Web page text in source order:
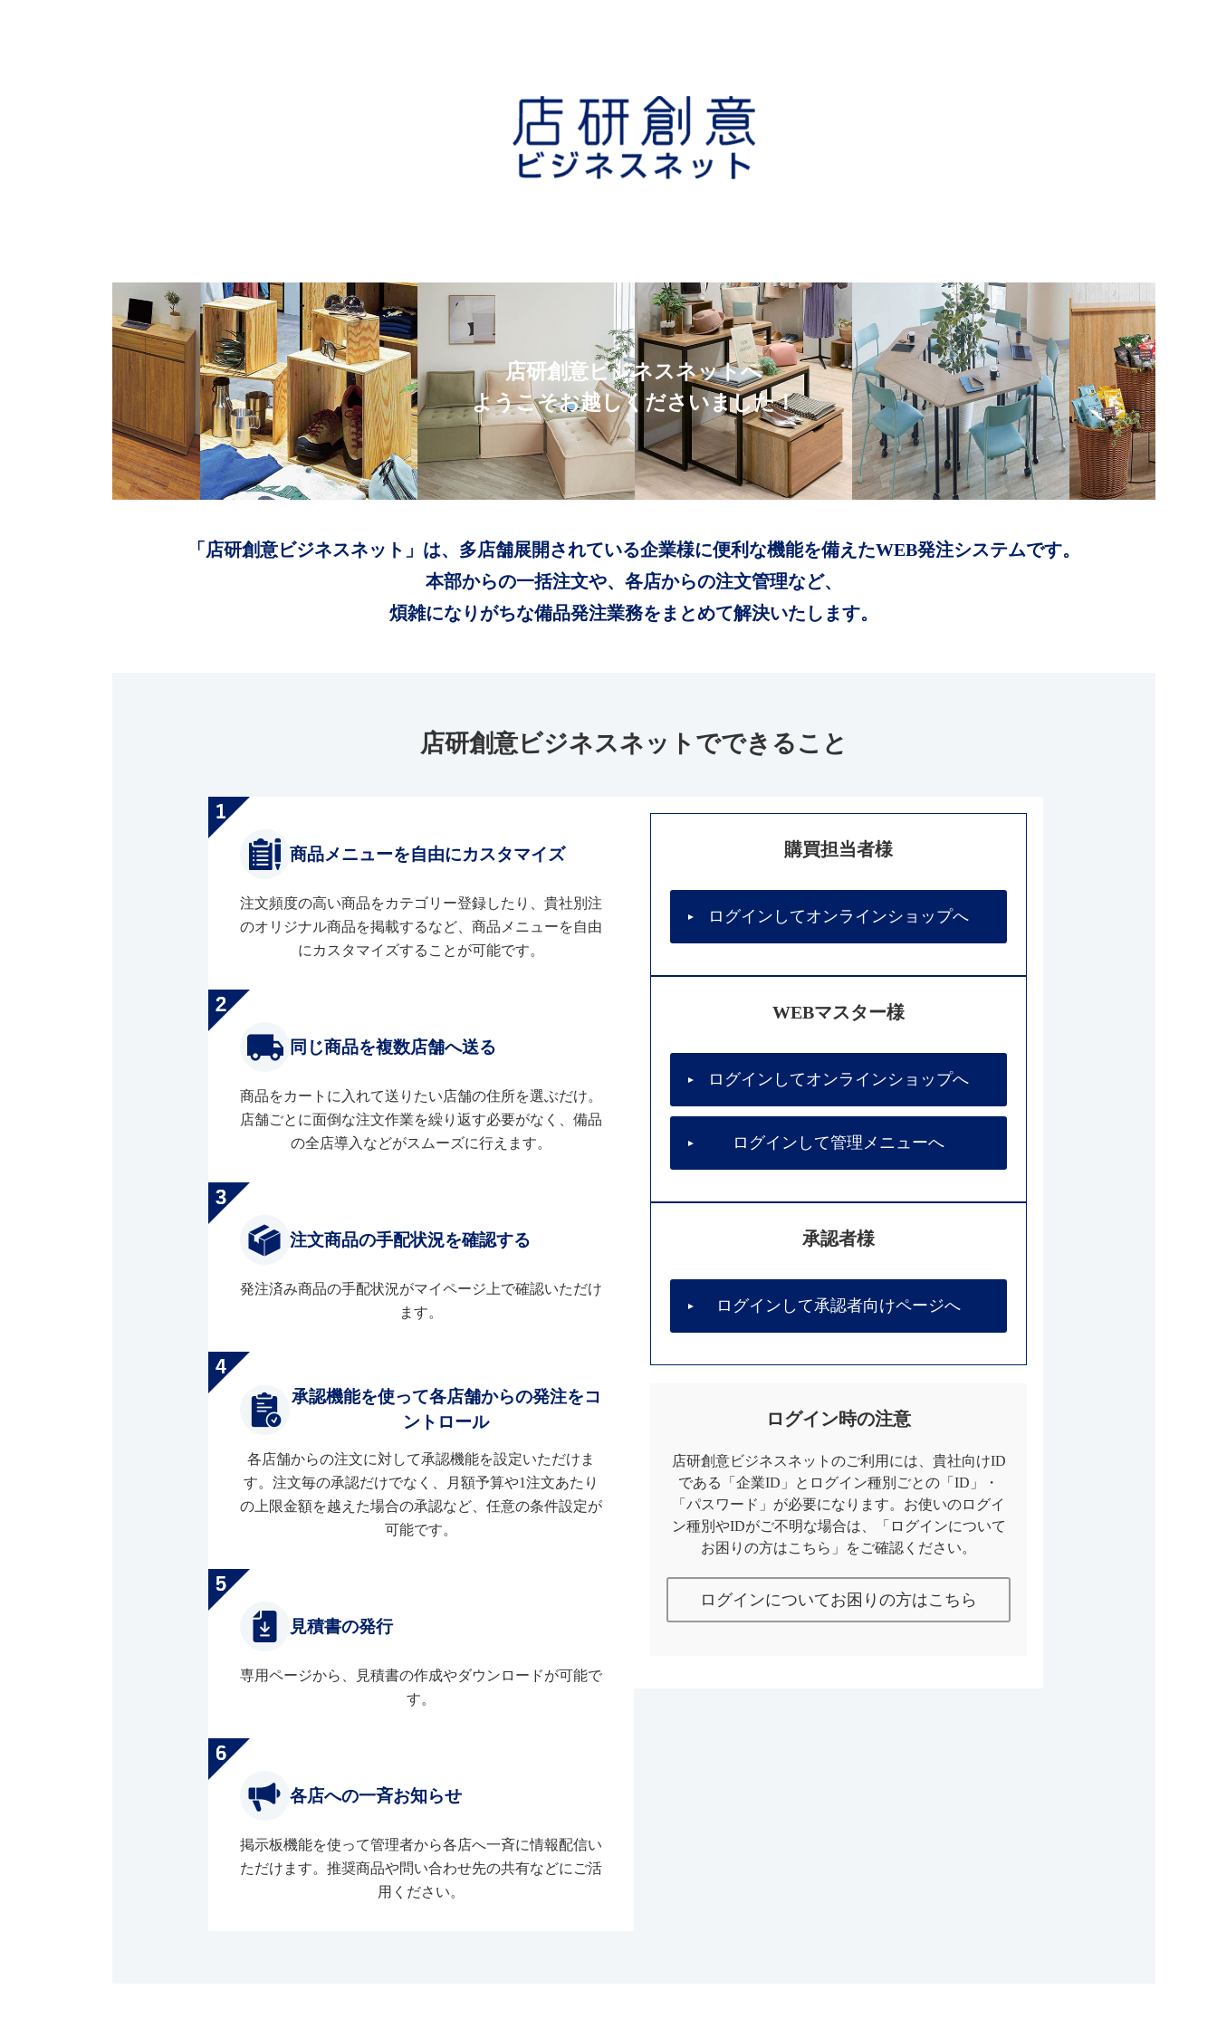
店研創意ビジネスネットへ
ようこそお越しくださいました！
「店研創意ビジネスネット」は、多店舗展開されている企業様に便利な機能を備えたWEB発注システムです。
本部からの一括注文や、各店からの注文管理など、
煩雑になりがちな備品発注業務をまとめて解決いたします。
店研創意ビジネスネットでできること
商品メニューを自由にカスタマイズ
注文頻度の高い商品をカテゴリー登録したり、貴社別注
のオリジナル商品を掲載するなど、商品メニューを自由
にカスタマイズすることが可能です。
同じ商品を複数店舗へ送る
商品をカートに入れて送りたい店舗の住所を選ぶだけ。
店舗ごとに面倒な注文作業を繰り返す必要がなく、備品
の全店導入などがスムーズに行えます。
注文商品の手配状況を確認する
発注済み商品の手配状況がマイページ上で確認いただけ
ます。
承認機能を使って各店舗からの発注をコ
ントロール
各店舗からの注文に対して承認機能を設定いただけま
す。注文毎の承認だけでなく、月額予算や1注文あたり
の上限金額を越えた場合の承認など、任意の条件設定が
可能です。
見積書の発行
専用ページから、見積書の作成やダウンロードが可能で
す。
各店への一斉お知らせ
掲示板機能を使って管理者から各店へ一斉に情報配信い
ただけます。推奨商品や問い合わせ先の共有などにご活
用ください。
購買担当者様
ログインしてオンラインショップへ
WEBマスター様
ログインしてオンラインショップへ
ログインして管理メニューへ
承認者様
ログインして承認者向けページへ
ログイン時の注意
店研創意ビジネスネットのご利用には、貴社向けID
である「企業ID」とログイン種別ごとの「ID」・
「パスワード」が必要になります。お使いのログイ
ン種別やIDがご不明な場合は、「ログインについて
お困りの方はこちら」をご確認ください。
ログインについてお困りの方はこちら